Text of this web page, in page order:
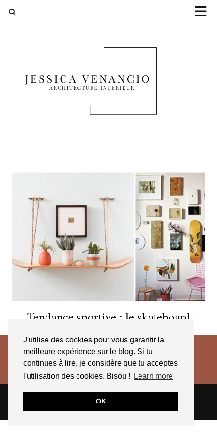
J'utilise des cookies pour vous garantir la
meilleure expérience sur le blog. Si tu
continues à lire, je considère que tu acceptes
l'utilisation des cookies. Bisou !
Learn more
OK
Tendance sportive : le skateboard
THEME CREATED BYpipdig